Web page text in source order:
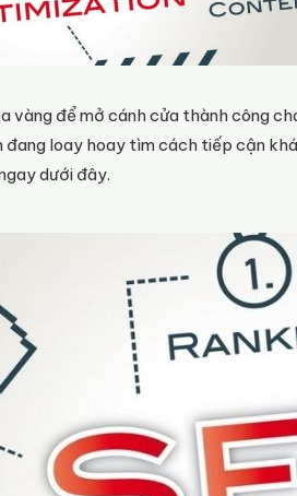
vàng để mở cánh cửa thành công
đang loay hoay tìm cách tiếp cận
dưới đây.